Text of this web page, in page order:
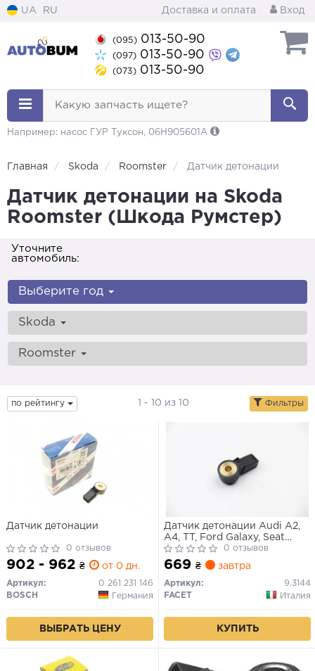
UA RU Доставка и оплата Вход
(095) 013-50-90
(097) 013-50-90
(073) 013-50-90
Какую запчасть ищете?
Например: насос ГУР Туксон, 06H905601A
Главная Skoda Roomster Датчик детонации
Датчик детонации на Skoda
Roomster (Шкода Румстер)
Уточните
автомобиль:
Выберите год
Skoda
Roomster
по рейтингу 1 - 10 из 10 Фильтры
Датчик детонации
0 отзывов
902 - 962 ₴ от 0 дн.
Артикул:
0 261 231 146
BOSCH
Германия
ВЫБРАТЬ ЦЕНУ
Датчик детонации Audi A2,
A4, TT, Ford Galaxy, Seat
Cordoba, Skoda Fabia
0 отзывов
669 ₴ завтра
Артикул:
9.3144
FACET
Италия
КУПИТЬ